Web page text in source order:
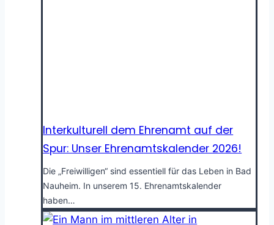
Interkulturell dem Ehrenamt auf der
Spur: Unser Ehrenamtskalender 2026!
Die „Freiwilligen“ sind essentiell für das Leben in Bad
Nauheim. In unserem 15. Ehrenamtskalender
haben…